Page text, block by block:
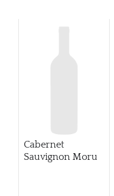
Cabernet
Sauvignon Moru